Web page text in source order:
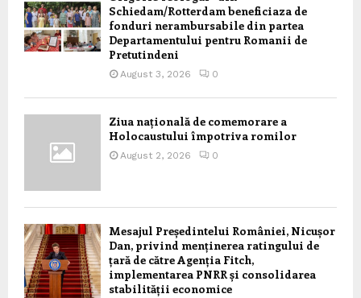
Schiedam/Rotterdam beneficiaza de
fonduri nerambursabile din partea
Departamentului pentru Romanii de
Pretutindeni
August 3, 2026 0
Ziua națională de comemorare a
Holocaustului împotriva romilor
August 2, 2026 0
Mesajul Președintelui României, Nicușor
Dan, privind menținerea ratingului de
țară de către Agenția Fitch,
implementarea PNRR și consolidarea
stabilității economice